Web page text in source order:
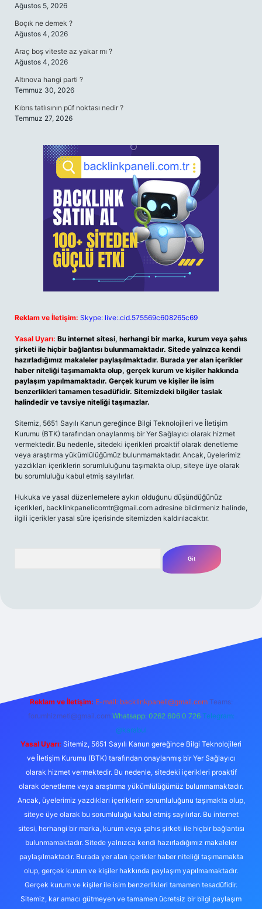
Ağustos 5, 2026
Boçık ne demek ?
Ağustos 4, 2026
Araç boş viteste az yakar mı ?
Ağustos 4, 2026
Altınova hangi parti ?
Temmuz 30, 2026
Kıbrıs tatlısının püf noktası nedir ?
Temmuz 27, 2026
Reklam ve İletişim: Skype: live:.cid.575569c608265c69
Yasal Uyarı: Bu internet sitesi, herhangi bir marka, kurum veya şahıs
şirketi ile hiçbir bağlantısı bulunmamaktadır. Sitede yalnızca kendi
hazırladığımız makaleler paylaşılmaktadır. Burada yer alan içerikler
haber niteliği taşımamakta olup, gerçek kurum ve kişiler hakkında
paylaşım yapılmamaktadır. Gerçek kurum ve kişiler ile isim
benzerlikleri tamamen tesadüfidir. Sitemizdeki bilgiler taslak
halindedir ve tavsiye niteliği taşımazlar.
Sitemiz, 5651 Sayılı Kanun gereğince Bilgi Teknolojileri ve İletişim
Kurumu (BTK) tarafından onaylanmış bir Yer Sağlayıcı olarak hizmet
vermektedir. Bu nedenle, sitedeki içerikleri proaktif olarak denetleme
veya araştırma yükümlülüğümüz bulunmamaktadır. Ancak, üyelerimiz
yazdıkları içeriklerin sorumluluğunu taşımakta olup, siteye üye olarak
bu sorumluluğu kabul etmiş sayılırlar.
Hukuka ve yasal düzenlemelere aykırı olduğunu düşündüğünüz
içerikleri, backlinkpanelicomtr@gmail.com adresine bildirmeniz halinde,
ilgili içerikler yasal süre içerisinde sitemizden kaldırılacaktır.
Reklam ve İletişim: E-mail: backlinkpaneli@gmail.com Teams:
forumhizmeti@gmail.com Whatsapp: 0262 606 0 726 Telegram:
@karabul
Yasal Uyarı: Sitemiz, 5651 Sayılı Kanun gereğince Bilgi Teknolojileri
ve İletişim Kurumu (BTK) tarafından onaylanmış bir Yer Sağlayıcı
olarak hizmet vermektedir. Bu nedenle, sitedeki içerikleri proaktif
olarak denetleme veya araştırma yükümlülüğümüz bulunmamaktadır.
Ancak, üyelerimiz yazdıkları içeriklerin sorumluluğunu taşımakta olup,
siteye üye olarak bu sorumluluğu kabul etmiş sayılırlar. Bu internet
sitesi, herhangi bir marka, kurum veya şahıs şirketi ile hiçbir bağlantısı
bulunmamaktadır. Sitede yalnızca kendi hazırladığımız makaleler
paylaşılmaktadır. Burada yer alan içerikler haber niteliği taşımamakta
olup, gerçek kurum ve kişiler hakkında paylaşım yapılmamaktadır.
Gerçek kurum ve kişiler ile isim benzerlikleri tamamen tesadüfidir.
Sitemiz, kar amacı gütmeyen ve tamamen ücretsiz bir bilgi paylaşım